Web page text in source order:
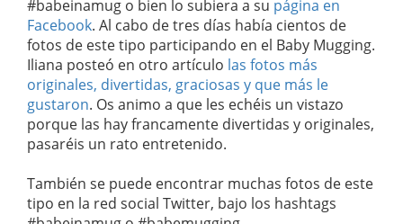
#babeinamug o bien lo subiera a su página en
Facebook. Al cabo de tres días había cientos de
fotos de este tipo participando en el Baby Mugging.
Iliana posteó en otro artículo las fotos más
originales, divertidas, graciosas y que más le
gustaron. Os animo a que les echéis un vistazo
porque las hay francamente divertidas y originales,
pasaréis un rato entretenido.
También se puede encontrar muchas fotos de este
tipo en la red social Twitter, bajo los hashtags